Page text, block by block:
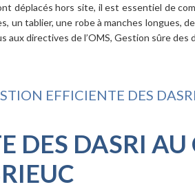
déplacés hors site, il est essentiel de
un tablier, une robe à manches
aux directives de l’OMS, Gestion sûre
EFFICIENTE DES
DES DASRI